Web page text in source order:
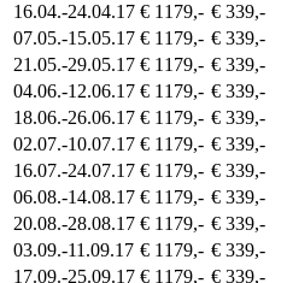
16.04.-24.04.17 € 1179,- € 339,-
07.05.-15.05.17 € 1179,- € 339,-
21.05.-29.05.17 € 1179,- € 339,-
04.06.-12.06.17 € 1179,- € 339,-
18.06.-26.06.17 € 1179,- € 339,-
02.07.-10.07.17 € 1179,- € 339,-
16.07.-24.07.17 € 1179,- € 339,-
06.08.-14.08.17 € 1179,- € 339,-
20.08.-28.08.17 € 1179,- € 339,-
03.09.-11.09.17 € 1179,- € 339,-
17.09.-25.09.17 € 1179,- € 339,-